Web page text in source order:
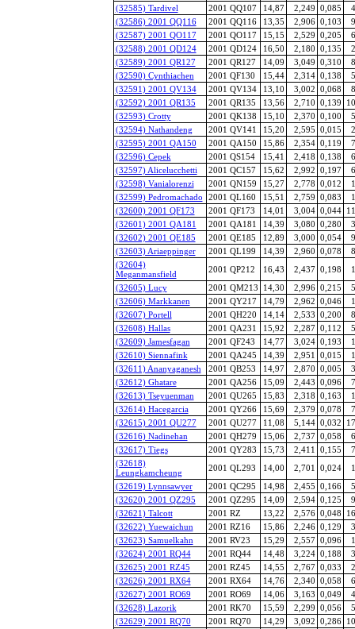
(32585) Tardivel
2001 QQ107 14,87 2,249 0,085
(32586) 2001 QQ116
2001 QQ116 13,35 2,906 0,103
(32587) 2001 QO117
2001 QO117 15,15 2,529 0,205
(32588) 2001 QD124
2001 QD124 16,50 2,180 0,135
(32589) 2001 QR127
2001 QR127 14,09 3,049 0,310
(32590) Cynthiachen
2001 QF130 15,44 2,314 0,138
(32591) 2001 QV134
2001 QV134 13,10 3,002 0,068
(32592) 2001 QR135
2001 QR135 13,56 2,710 0,139
(32593) Crotty
2001 QK138 15,10 2,370 0,100
(32594) Nathandeng
2001 QV141 15,20 2,595 0,015
(32595) 2001 QA150
2001 QA150 15,86 2,354 0,119
(32596) Cepek
2001 QS154 15,41 2,418 0,138
(32597) Alicelucchetti
2001 QC157 15,62 2,992 0,197
(32598) Vanialorenzi
2001 QN159 15,27 2,778 0,012
(32599) Pedromachado
2001 QL160 15,51 2,759 0,083
(32600) 2001 QF173
2001 QF173 14,01 3,004 0,044
(32601) 2001 QA181
2001 QA181 14,39 3,080 0,280
(32602) 2001 QE185
2001 QE185 12,89 3,000 0,054
(32603) Ariaeppinger
2001 QL199 14,39 2,960 0,078
(32604)
Meganmansfield
2001 QP212 16,43 2,437 0,198
(32605) Lucy
2001 QM213 14,30 2,996 0,215
(32606) Markkanen
2001 QY217 14,79 2,962 0,046
(32607) Portell
2001 QH220 14,14 2,533 0,200
(32608) Hallas
2001 QA231 15,92 2,287 0,112
(32609) Jamesfagan
2001 QF243 14,77 3,024 0,193
(32610) Siennafink
2001 QA245 14,39 2,951 0,015
(32611) Ananyaganesh
2001 QB253 14,97 2,870 0,005
(32612) Ghatare
2001 QA256 15,09 2,443 0,096
(32613) Tseyuenman
2001 QU265 15,83 2,318 0,163
(32614) Hacegarcia
2001 QY266 15,69 2,379 0,078
(32615) 2001 QU277
2001 QU277 11,08 5,144 0,032
(32616) Nadinehan
2001 QH279 15,06 2,737 0,058
(32617) Tiegs
2001 QY283 15,73 2,411 0,155
(32618)
Leungkamcheung
2001 QL293 14,00 2,701 0,024
(32619) Lynnsawyer
2001 QC295 14,98 2,455 0,166
(32620) 2001 QZ295
2001 QZ295 14,09 2,594 0,125
(32621) Talcott
2001 RZ 13,22 2,576 0,048
(32622) Yuewaichun
2001 RZ16 15,86 2,246 0,129
(32623) Samuelkahn
2001 RV23 15,29 2,557 0,096
(32624) 2001 RQ44
2001 RQ44 14,48 3,224 0,188
(32625) 2001 RZ45
2001 RZ45 14,55 2,767 0,033
(32626) 2001 RX64
2001 RX64 14,76 2,340 0,058
(32627) 2001 RO69
2001 RO69 14,06 3,163 0,049
(32628) Lazorik
2001 RK70 15,59 2,299 0,056
(32629) 2001 RQ70
2001 RQ70 14,29 3,092 0,286